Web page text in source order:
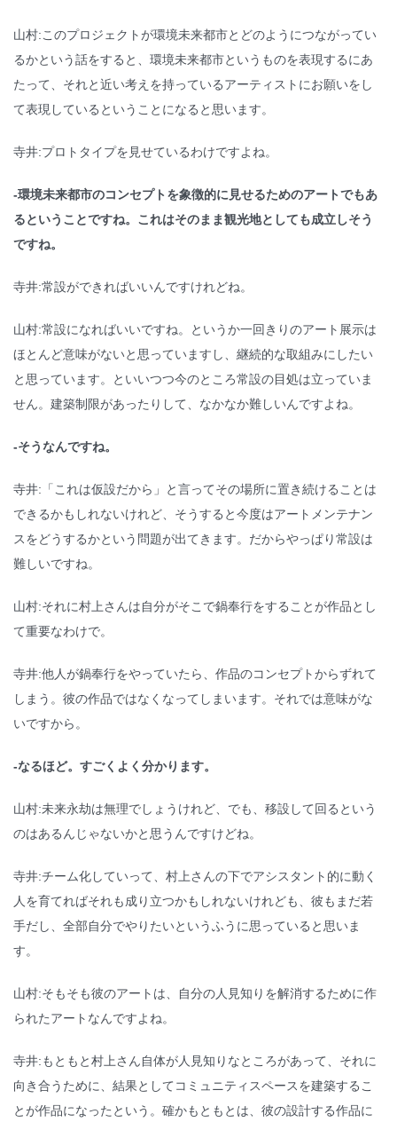
山村:このプロジェクトが環境未来都市とどのようにつながってい
るかという話をすると、環境未来都市というものを表現するにあ
たって、それと近い考えを持っているアーティストにお願いをし
て表現しているということになると思います。
寺井:プロトタイプを見せているわけですよね。
-環境未来都市のコンセプトを象徴的に見せるためのアートでもあ
るということですね。これはそのまま観光地としても成立しそう
ですね。
寺井:常設ができればいいんですけれどね。
山村:常設になればいいですね。というか一回きりのアート展示は
ほとんど意味がないと思っていますし、継続的な取組みにしたい
と思っています。といいつつ今のところ常設の目処は立っていま
せん。建築制限があったりして、なかなか難しいんですよね。
-そうなんですね。
寺井:「これは仮設だから」と言ってその場所に置き続けることは
できるかもしれないけれど、そうすると今度はアートメンテナン
スをどうするかという問題が出てきます。だからやっぱり常設は
難しいですね。
山村:それに村上さんは自分がそこで鍋奉行をすることが作品とし
て重要なわけで。
寺井:他人が鍋奉行をやっていたら、作品のコンセプトからずれて
しまう。彼の作品ではなくなってしまいます。それでは意味がな
いですから。
-なるほど。すごくよく分かります。
山村:未来永劫は無理でしょうけれど、でも、移設して回るという
のはあるんじゃないかと思うんですけどね。
寺井:チーム化していって、村上さんの下でアシスタント的に動く
人を育てればそれも成り立つかもしれないけれども、彼もまだ若
手だし、全部自分でやりたいというふうに思っていると思いま
す。
山村:そもそも彼のアートは、自分の人見知りを解消するために作
られたアートなんですよね。
寺井:もともと村上さん自体が人見知りなところがあって、それに
向き合うために、結果としてコミュニティスペースを建築するこ
とが作品になったという。確かもともとは、彼の設計する作品に